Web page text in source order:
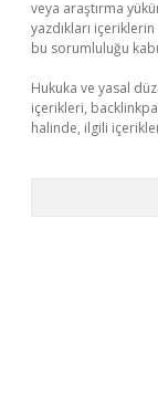
veya araştırma
yazdıkları
bu sorumluluğu
Hukuka ve yasal
içerikleri,
halinde, ilgili